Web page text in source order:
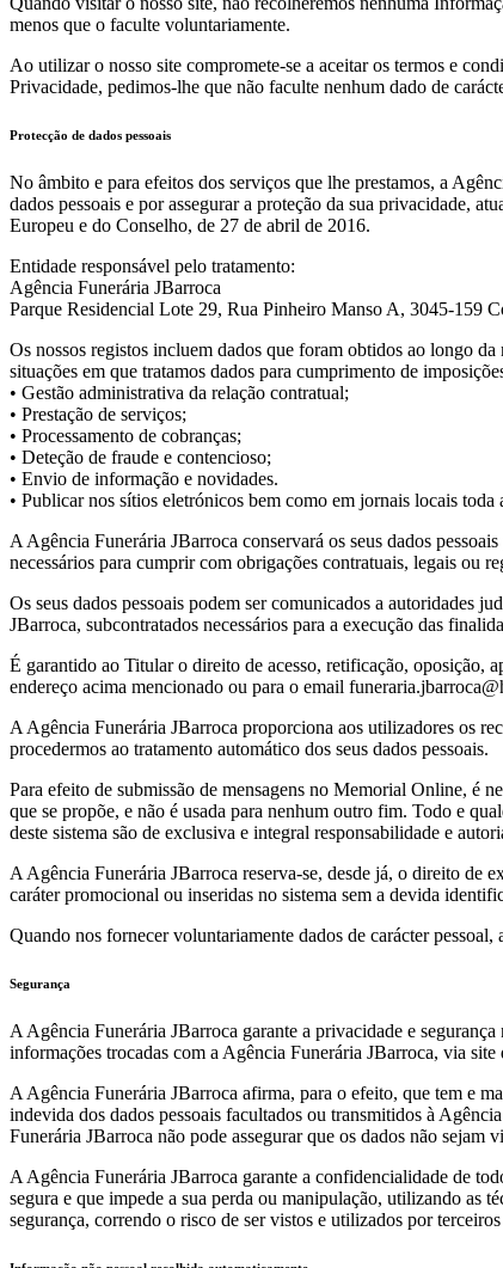
menos que o faculte voluntariamente.
Ao utilizar o nosso site compromete-se a aceitar os termos e
Privacidade, pedimos-lhe que não faculte nenhum dado de
Protecção de dados pessoais
No âmbito e para efeitos dos serviços que lhe prestamos, a
dados pessoais e por assegurar a proteção da sua privacidade,
Europeu e do Conselho, de 27 de abril de 2016.
Entidade responsável pelo tratamento:
Agência Funerária JBarroca
Parque Residencial Lote 29, Rua Pinheiro Manso A, 3045-159
Os nossos registos incluem dados que foram obtidos ao longo
situações em que tratamos dados para cumprimento de
• Gestão administrativa da relação contratual;
• Prestação de serviços;
• Processamento de cobranças;
• Deteção de fraude e contencioso;
• Envio de informação e novidades.
• Publicar nos sítios eletrónicos bem como em jornais locais
A Agência Funerária JBarroca conservará os seus dados
necessários para cumprir com obrigações contratuais, legais ou
Os seus dados pessoais podem ser comunicados a autoridades
JBarroca, subcontratados necessários para a execução das
É garantido ao Titular o direito de acesso, retificação, oposição,
endereço acima mencionado ou para o email
A Agência Funerária JBarroca proporciona aos utilizadores os
procedermos ao tratamento automático dos seus dados pessoais.
Para efeito de submissão de mensagens no Memorial Online, é
que se propõe, e não é usada para nenhum outro fim. Todo e
deste sistema são de exclusiva e integral responsabilidade e
A Agência Funerária JBarroca reserva-se, desde já, o direito de
caráter promocional ou inseridas no sistema sem a devida
Quando nos fornecer voluntariamente dados de carácter
Segurança
A Agência Funerária JBarroca garante a privacidade e
informações trocadas com a Agência Funerária JBarroca, via site
A Agência Funerária JBarroca afirma, para o efeito, que tem e
indevida dos dados pessoais facultados ou transmitidos à
Funerária JBarroca não pode assegurar que os dados não sejam
A Agência Funerária JBarroca garante a confidencialidade de
segura e que impede a sua perda ou manipulação, utilizando as
segurança, correndo o risco de ser vistos e utilizados por